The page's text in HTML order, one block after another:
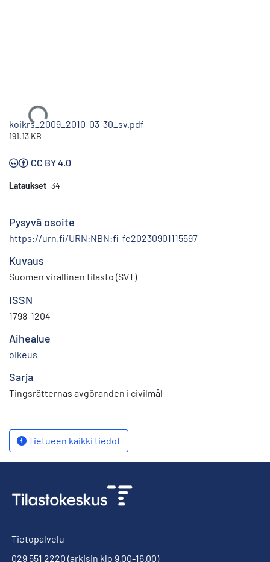
Ladataan...
koikrs_2009_2010-03-30_sv.pdf
191.13 KB
CC BY 4.0
Lataukset 34
Pysyvä osoite
https://urn.fi/URN:NBN:fi-fe20230901115597
Kuvaus
Suomen virallinen tilasto (SVT)
ISSN
1798-1204
Aihealue
oikeus
Sarja
Tingsrätternas avgöranden i civilmål
Tietueen kaikki tiedot
Tietopalvelu
029 551 2220 (arkisin klo 9.00-16.00)